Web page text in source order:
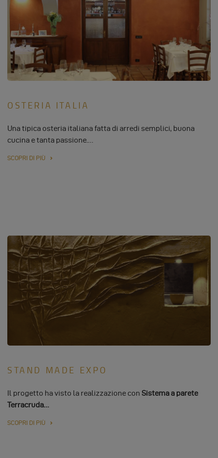
OSTERIA ITALIA
Una tipica osteria italiana fatta di arredi semplici, buona
cucina e tanta passione.…
SCOPRI DI PIÙ
STAND MADE EXPO
Il progetto ha visto la realizzazione con Sistema a parete
Terracruda…
SCOPRI DI PIÙ